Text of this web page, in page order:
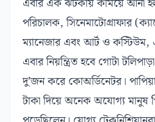
পরিচালক, সিনেমাটোগ্রাফার
ম্যানেজার এবং আর্ট ও কস্টিউম,
এবার নিয়ন্ত্রিত হবে গোটা
দু’জন করে কোঅর্ডিনেটর।
টাকা দিয়ে অনেক অযোগ্য মানুষ